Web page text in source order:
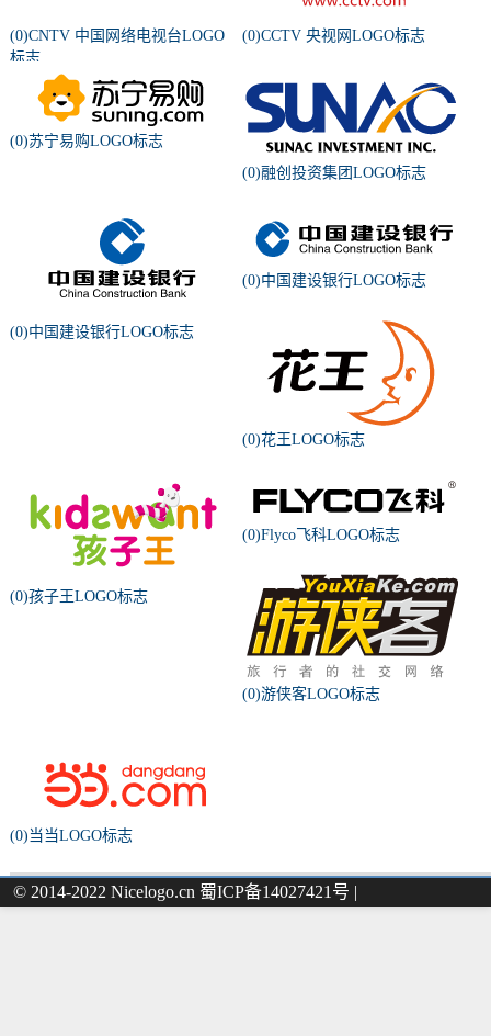
(0)CNTV 中国网络电视台LOGO
标志
(0)CCTV 央视网LOGO标志
(0)苏宁易购LOGO标志
(0)融创投资集团LOGO标志
(0)中国建设银行LOGO标志
(0)中国建设银行LOGO标志
(0)花王LOGO标志
(0)孩子王LOGO标志
(0)Flyco飞科LOGO标志
(0)游侠客LOGO标志
(0)当当LOGO标志
© 2014-2022 Nicelogo.cn 蜀ICP备14027421号 |